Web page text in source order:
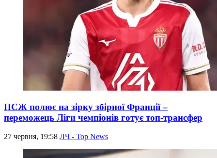
ПСЖ полює на зірку збірної Франції –
переможець Ліги чемпіонів готує топ-трансфер
27 червня, 19:58 ЛЧ - Top News